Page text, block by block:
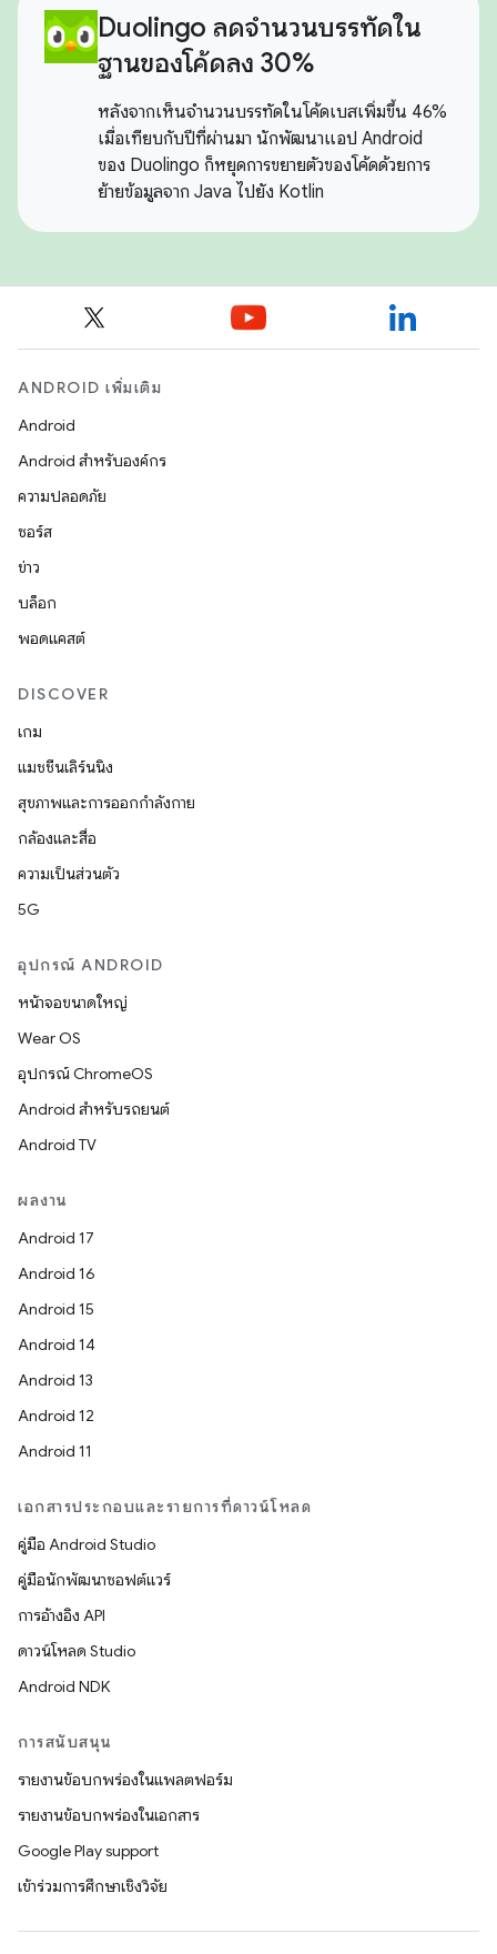
Duolingo ลดจำนวนบรรทัดใน
ฐานของโค้ดลง 30%
หลังจากเห็นจำนวนบรรทัดในโค้ดเบสเพิ่มขึ้น 46%
เมื่อเทียบกับปีที่ผ่านมา นักพัฒนาแอป Android
ของ Duolingo ก็หยุดการขยายตัวของโค้ดด้วยการ
ย้ายข้อมูลจาก Java ไปยัง Kotlin
ANDROID เพิ่มเติม
Android
Android สำหรับองค์กร
ความปลอดภัย
ซอร์ส
ข่าว
บล็อก
พอดแคสต์
DISCOVER
เกม
แมชชีนเลิร์นนิง
สุขภาพและการออกกำลังกาย
กล้องและสื่อ
ความเป็นส่วนตัว
5G
อุปกรณ์ ANDROID
หน้าจอขนาดใหญ่
Wear OS
อุปกรณ์ ChromeOS
Android สำหรับรถยนต์
Android TV
ผลงาน
Android 17
Android 16
Android 15
Android 14
Android 13
Android 12
Android 11
เอกสารประกอบและรายการที่ดาวน์โหลด
คู่มือ Android Studio
คู่มือนักพัฒนาซอฟต์แวร์
การอ้างอิง API
ดาวน์โหลด Studio
Android NDK
การสนับสนุน
รายงานข้อบกพร่องในแพลตฟอร์ม
รายงานข้อบกพร่องในเอกสาร
Google Play support
เข้าร่วมการศึกษาเชิงวิจัย